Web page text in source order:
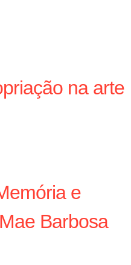
na arte
e
Barbosa